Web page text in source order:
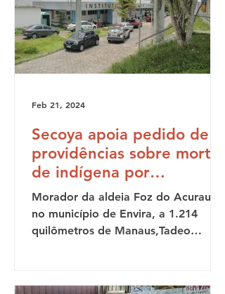
Secoya apoia pedido de
providências sobre morte
de indígena por
espancamento em Manaus
(AM)
Morador da aldeia Foz do Acuraua,
no município de Envira, a 1.214
quilômetros de Manaus,Tadeo
Feb 21, 2024